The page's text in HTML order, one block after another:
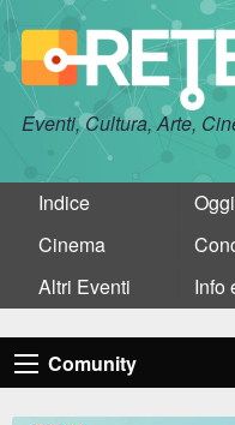
Eventi, Cultura, Arte,
Indice
Cinema
Altri Eventi
Info
Comunity